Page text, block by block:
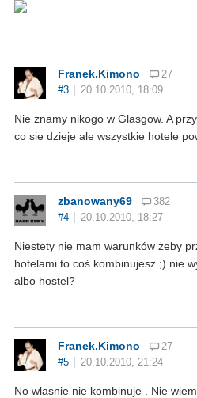
Franek.Kimono
27
#3
20.10.2010, 18:09
Nie znamy nikogo w Glasgow. A
co sie dzieje ale wszystkie hotele
zbanowany69
382
#4
20.10.2010, 18:27
Niestety nie mam warunków żeby
hotelami to coś kombinujesz ;) nie
albo hostel?
Franek.Kimono
27
#5
20.10.2010, 21:24
No wlasnie nie kombinuje . Nie